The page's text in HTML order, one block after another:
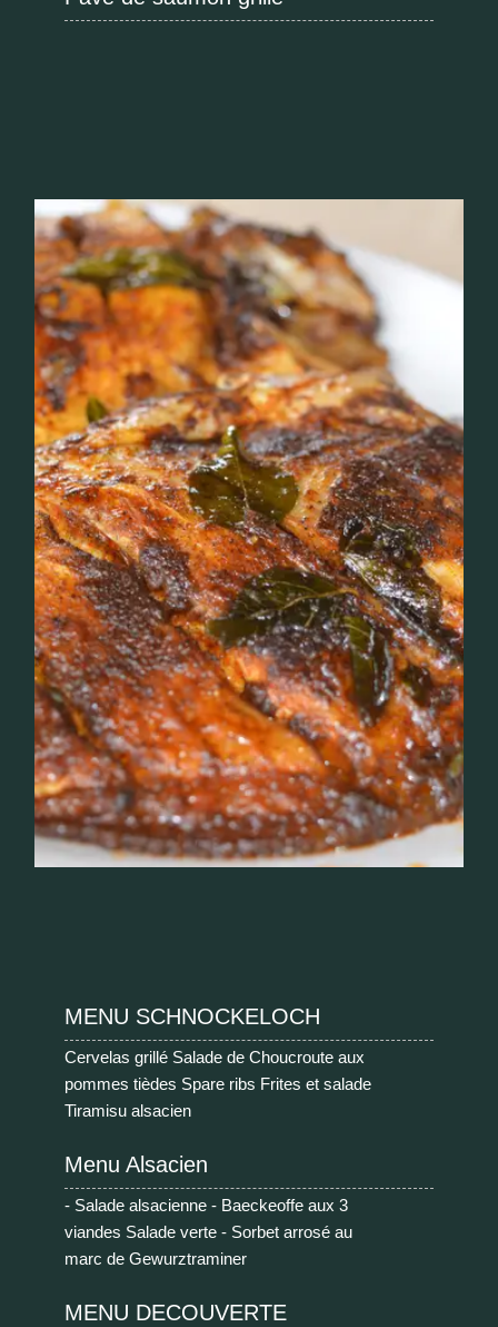
MENU SCHNOCKELOCH
Cervelas grillé Salade de Choucroute aux
pommes tièdes Spare ribs Frites et salade
Tiramisu alsacien
Menu Alsacien
- Salade alsacienne - Baeckeoffe aux 3
viandes Salade verte - Sorbet arrosé au
marc de Gewurztraminer
MENU DECOUVERTE